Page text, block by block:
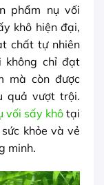
phẩm nụ vối
khô hiện đại,
chất tự nhiên
không chỉ đạt
mà còn được
quả vượt trội.
vối sấy khô tại
khỏe và vẻ
minh.